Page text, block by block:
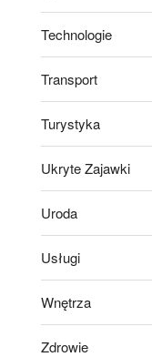
Technologie
Transport
Turystyka
Ukryte Zajawki
Uroda
Usługi
Wnętrza
Zdrowie